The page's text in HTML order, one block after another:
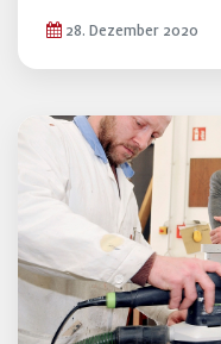
28. Dezember 2020